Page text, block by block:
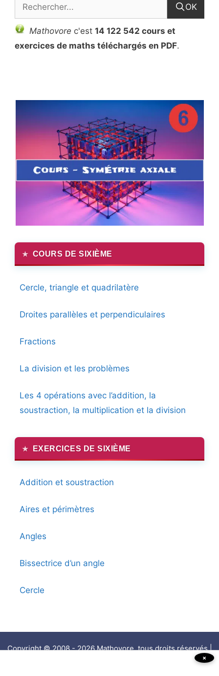
OK
Mathovore c'est 14 122 542 cours et
exercices de maths téléchargés en PDF.
COURS DE SIXIÈME
Cercle, triangle et quadrilatère
Droites parallèles et perpendiculaires
Fractions
La division et les problèmes
Les 4 opérations avec l’addition, la
soustraction, la multiplication et la division
EXERCICES DE SIXIÈME
Addition et soustraction
Aires et périmètres
Angles
Bissectrice d’un angle
Cercle
Copyright © 2008 - 2026 Mathovore, tous droits réservés |
Contact×